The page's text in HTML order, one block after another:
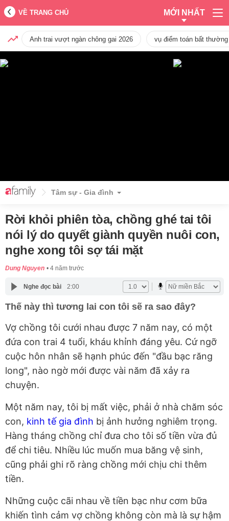
VỀ TRANG CHỦ MỚI NHẤT
Anh trai vượt ngàn chông gai 2026 vụ điểm toán bất
Tâm sự - Gia đình
Rời khỏi phiên tòa, chồng ghé tai tôi
nói lý do quyết giành quyền nuôi con,
nghe xong tôi sợ tái mặt
Dung Nguyen 4 năm trước
Nghe đọc bài 2:00
Thế này thì tương lai con tôi sẽ ra sao đây?
Vợ chồng tôi cưới nhau được 7 năm nay, có một
đứa con trai 4 tuổi, kháu khỉnh đáng yêu. Cứ ngỡ
cuộc hôn nhân sẽ hạnh phúc đến "đầu bạc răng
long", nào ngờ mới được vài năm đã xảy ra
chuyện.
Một năm nay, tôi bị mất việc, phải ở nhà chăm sóc
con, kinh tế gia đình bị ảnh hưởng nghiêm trọng.
Hàng tháng chồng chỉ đưa cho tôi số tiền vừa đủ
để chi tiêu. Nhiều lúc muốn mua băng vệ sinh,
cũng phải ghi rõ ràng chồng mới chịu chi thêm
tiền.
Những cuộc cãi nhau về tiền bạc như cơm bữa
khiến tình cảm vợ chồng không còn mà là sự hậm